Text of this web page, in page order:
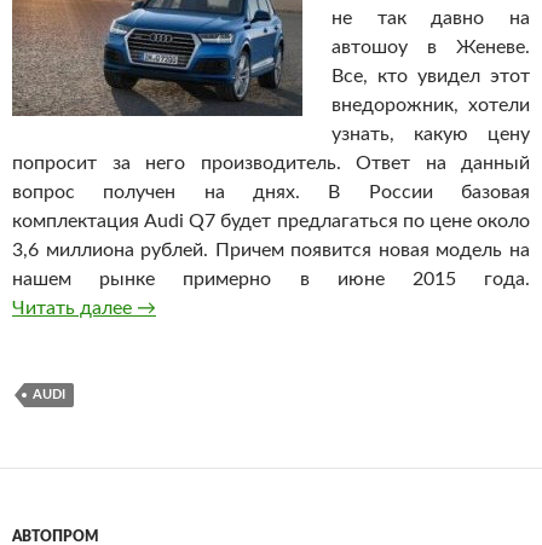
не так давно на
автошоу в Женеве.
Все, кто увидел этот
внедорожник, хотели
узнать, какую цену
попросит за него производитель. Ответ на данный
вопрос получен на днях. В России базовая
комплектация Audi Q7 будет предлагаться по цене около
3,6 миллиона рублей. Причем появится новая модель на
нашем рынке примерно в июне 2015 года.
Читать далее Стали известны цены на новый Audi Q7
→
AUDI
АВТОПРОМ